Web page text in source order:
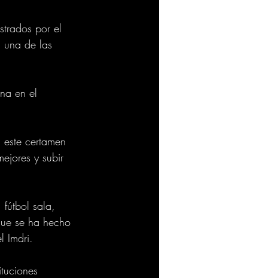
por el
una de las
en el
certamen
y subir
fútbol sala,
se ha hecho
Imdri.